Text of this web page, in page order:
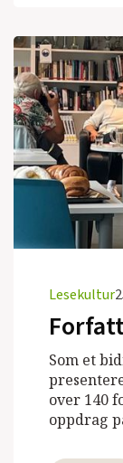
Lesekultur
Som et
over 140
oppdrag